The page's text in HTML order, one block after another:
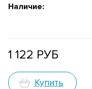
Наличие:
1 122 РУБ
Купить